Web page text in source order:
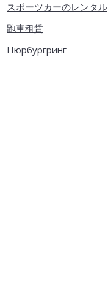
スポーツカーのレンタル
跑車租賃
Нюрбургринг